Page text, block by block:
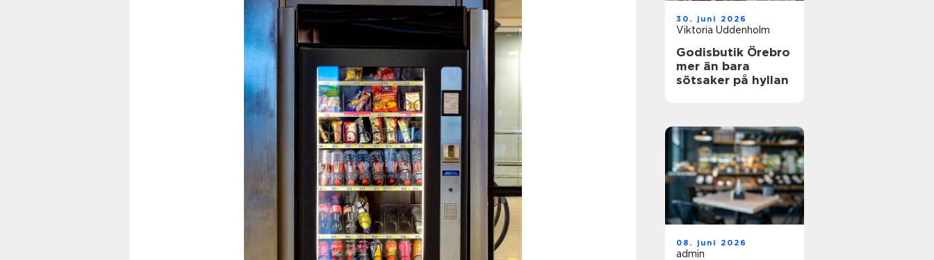
30. juni 2026
Viktoria Uddenholm
Godisbutik Örebro
mer än bara
sötsaker på hyllan
08. juni 2026
admin